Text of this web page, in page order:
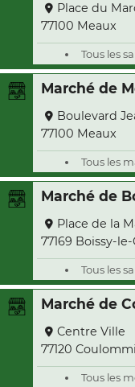
Place du
77100 Meaux
Tous les
Marché de
Boulevard
77100 Meaux
Tous les
Marché de
Place de la
77169 Boissy-
Tous les
Marché de
Centre Ville
77120
Tous les